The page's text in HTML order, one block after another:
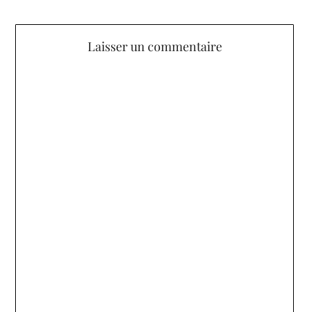
Laisser un commentaire